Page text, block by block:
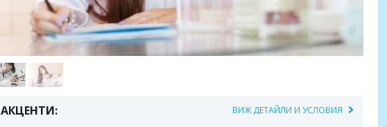
АКЦЕНТИ: ВИЖ ДЕТАЙЛИ И УСЛОВИЯ